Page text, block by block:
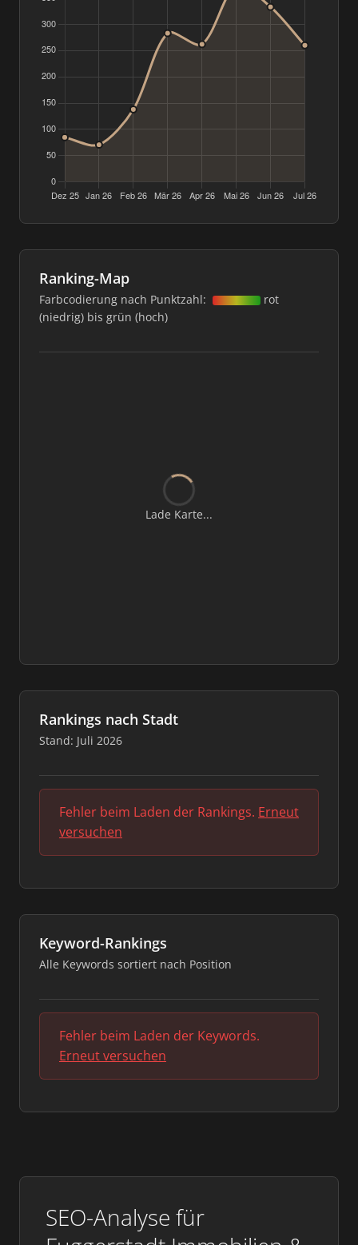
SEO-Analyse für
Ranking-Map
Farbcodierung nach Punktzahl:
rot
(niedrig) bis grün (hoch)
Lade Karte...
Rankings nach Stadt
Stand: Juli 2026
Fehler beim Laden der Rankings. Erneut
versuchen
Keyword-Rankings
Alle Keywords sortiert nach Position
Fehler beim Laden der Keywords.
Erneut versuchen